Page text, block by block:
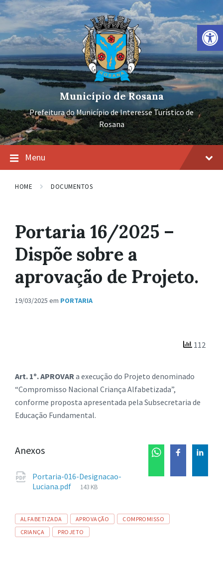
Barra de Ferramentas Aberta
Ir
para
conteúdo
Pular
para
navegação
principal
Pular
para
rodapé
Município de Rosana
Prefeitura do Município de Interesse Turístico de
Rosana
Menu
HOME DOCUMENTOS
Portaria 16/2025 –
Dispõe sobre a
aprovação de Projeto.
19/03/2025 em PORTARIA
112
Art. 1º.APROVARa execução do Projeto denominado
“Compromisso Nacional Criança Alfabetizada”,
conforme proposta apresentada pela Subsecretaria de
Educação Fundamental.
Anexos
Portaria-016-Designacao-
Luciana.pdf
Tamanho
143 KB
Tags
ALFABETIZADA APROVAÇÃO
COMPROMISSO
CRIANÇA
PROJETO